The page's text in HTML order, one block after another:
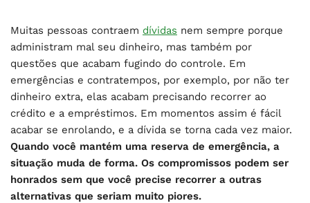
Muitas pessoas contraem dívidas nem sempre porque
administram mal seu dinheiro, mas também por
questões que acabam fugindo do controle. Em
emergências e contratempos, por exemplo, por não ter
dinheiro extra, elas acabam precisando recorrer ao
crédito e a empréstimos. Em momentos assim é fácil
acabar se enrolando, e a dívida se torna cada vez maior.
Quando você mantém uma reserva de emergência, a
situação muda de forma. Os compromissos podem ser
honrados sem que você precise recorrer a outras
alternativas que seriam muito piores.